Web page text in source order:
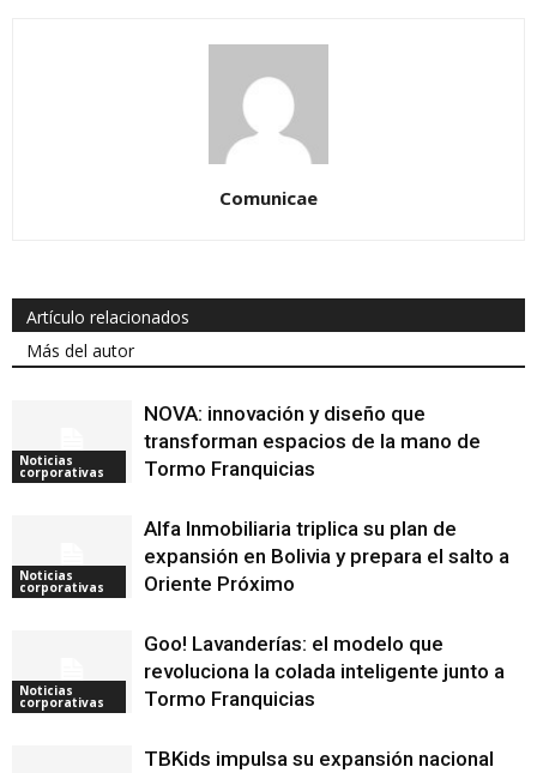
Comunicae
Artículo relacionados
Más del autor
Noticias
corporativas
NOVA: innovación y diseño que
transforman espacios de la mano de
Tormo Franquicias
Noticias
corporativas
Alfa Inmobiliaria triplica su plan de
expansión en Bolivia y prepara el salto a
Oriente Próximo
Noticias
corporativas
Goo! Lavanderías: el modelo que
revoluciona la colada inteligente junto a
Tormo Franquicias
TBKids impulsa su expansión nacional